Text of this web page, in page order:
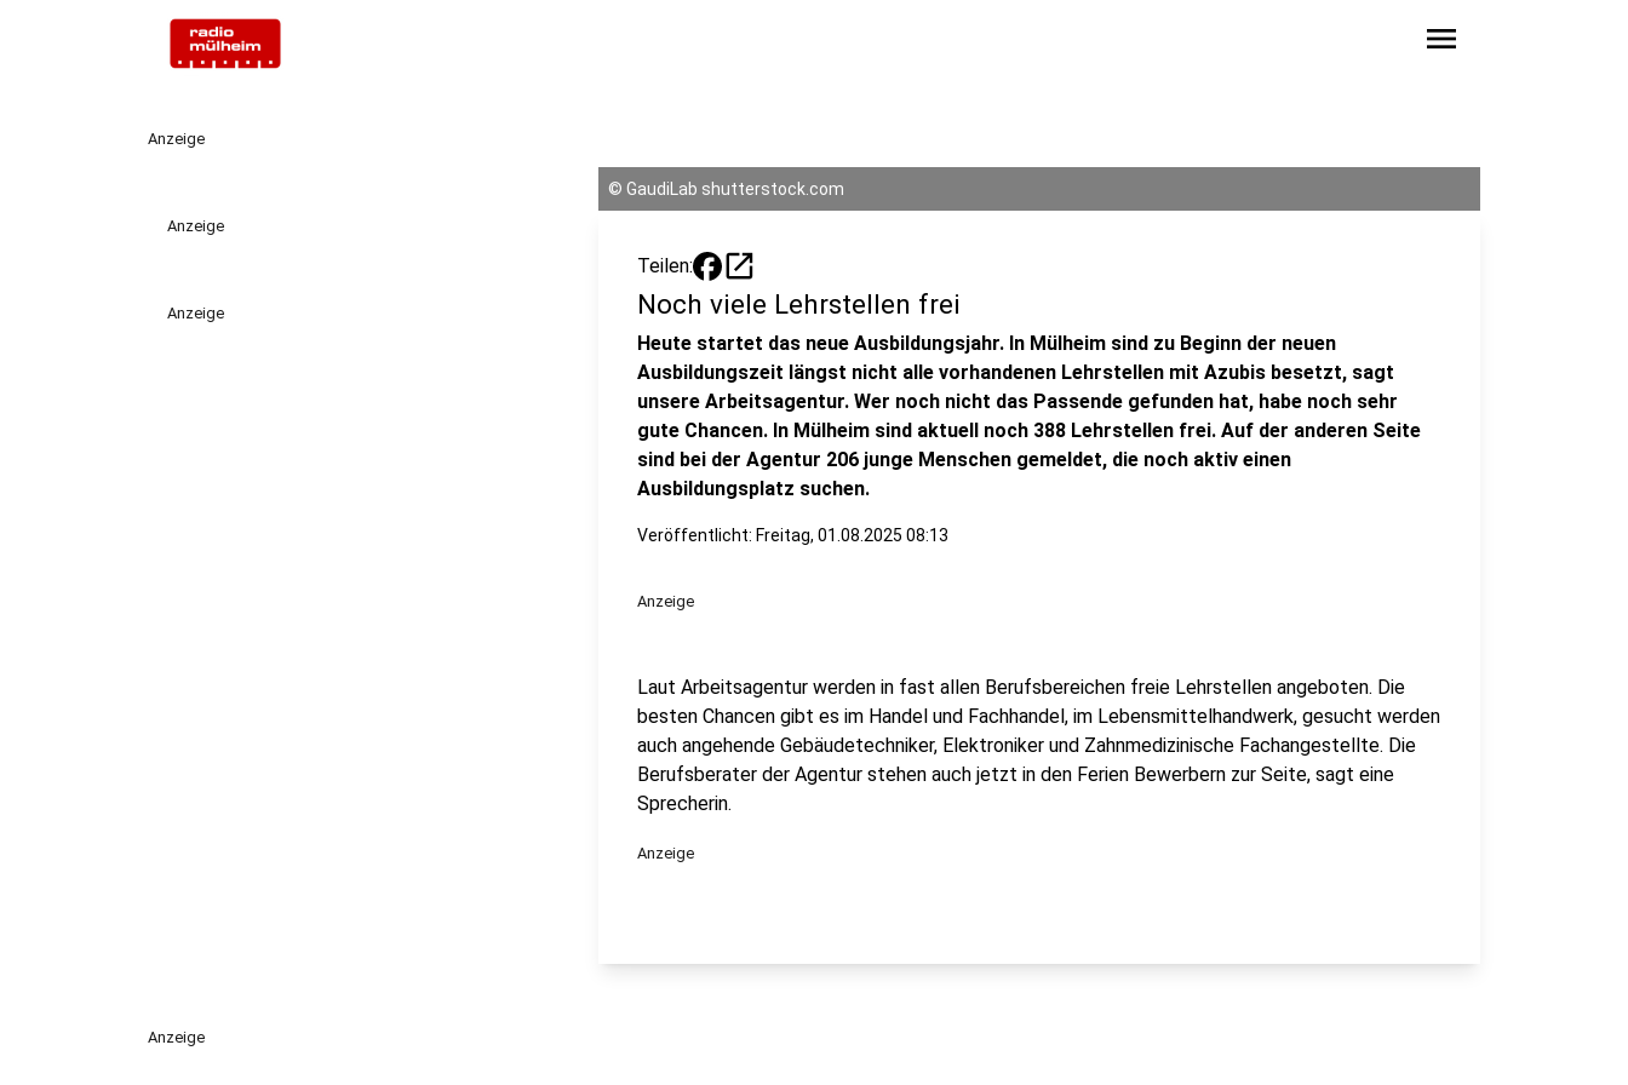
menu
Anzeige
Anzeige
Anzeige
© GaudiLab shutterstock.com
Teilen: open_in_new
Noch viele Lehrstellen frei
Heute startet das neue Ausbildungsjahr. In Mülheim sind zu Beginn der neuen
Ausbildungszeit längst nicht alle vorhandenen Lehrstellen mit Azubis besetzt, sagt
unsere Arbeitsagentur. Wer noch nicht das Passende gefunden hat, habe noch sehr
gute Chancen. In Mülheim sind aktuell noch 388 Lehrstellen frei. Auf der anderen Seite
sind bei der Agentur 206 junge Menschen gemeldet, die noch aktiv einen
Ausbildungsplatz suchen.
Veröffentlicht: Freitag, 01.08.2025 08:13
Anzeige
Laut Arbeitsagentur werden in fast allen Berufsbereichen freie Lehrstellen angeboten. Die
besten Chancen gibt es im Handel und Fachhandel, im Lebensmittelhandwerk, gesucht werden
auch angehende Gebäudetechniker, Elektroniker und Zahnmedizinische Fachangestellte. Die
Berufsberater der Agentur stehen auch jetzt in den Ferien Bewerbern zur Seite, sagt eine
Sprecherin.
Anzeige
Anzeige